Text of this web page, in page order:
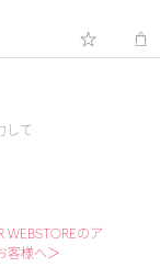
して
WEBSTOREのア
客様へ＞